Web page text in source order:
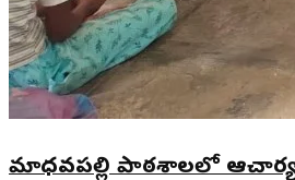
మాధవపల్లి పాఠశాలలో